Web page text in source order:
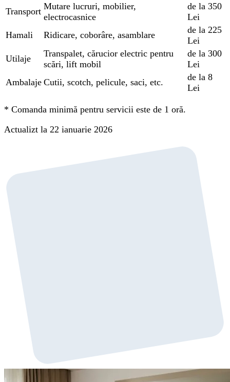
Transport Mutare lucruri, mobilier,
electrocasnice
de la 350
Lei
Hamali
Ridicare, coborâre, asamblare
de la 225
Lei
Utilaje
Transpalet, cărucior electric pentru
scări, lift mobil
de la 300
Lei
Ambalaje Cutii, scotch, pelicule, saci, etc.
de la 8
Lei
* Comanda minimă pentru servicii este de 1 oră.
Actualizt la 22 ianuarie 2026